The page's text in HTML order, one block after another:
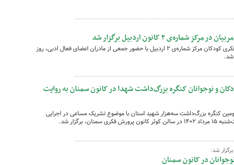
۲ کانون اردبیل برگزار شد
دومین نشست اولیا و مربیان کانون پرورش فکری کودکان مرکز شماره‌ی ۲ اردبیل با حضور جمعی از مادران اعضای فعال ادبی، روز
و نوجوانان کنگره بزرگ‌داشت شهدا در کانون سمنان به روایت
کنگره بزرگ‌داشت سه‌هزار شهید استان با موضوع تشریک مساعی در اجرایی
برگزار شد.
شد:
در کانون سمنان